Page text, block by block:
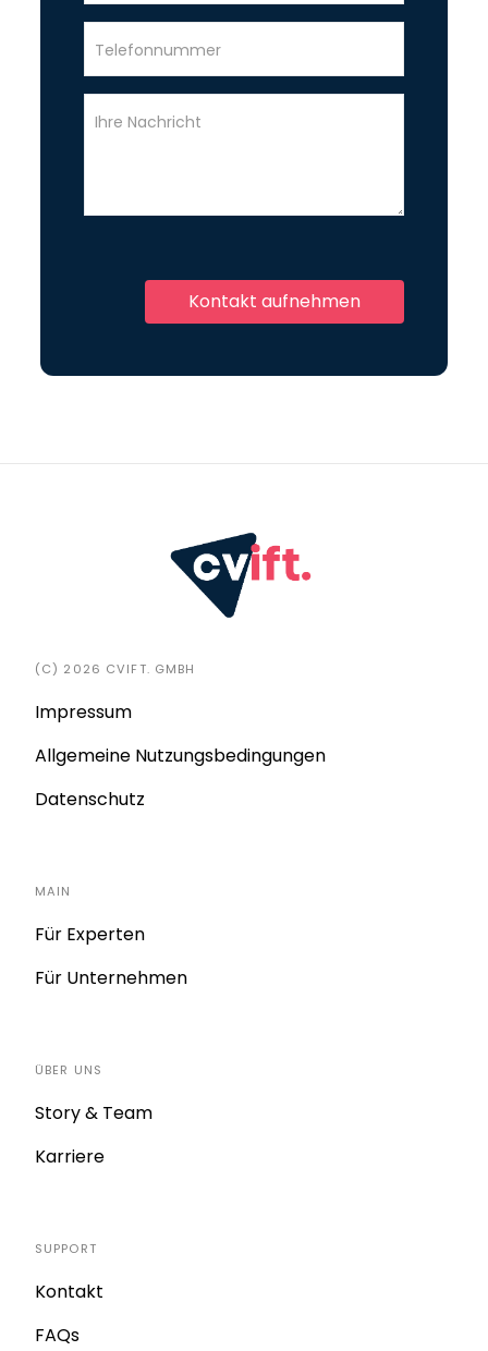
Telefonnummer
Ihre Nachricht
(C) 2026 CVIFT. GMBH
Impressum
Allgemeine Nutzungsbedingungen
Datenschutz
MAIN
Für Experten
Für Unternehmen
ÜBER UNS
Story & Team
Karriere
SUPPORT
Kontakt
FAQs